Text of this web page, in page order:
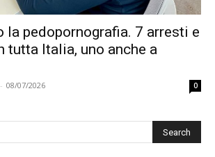
la pedopornografia. 7 arresti e
tutta Italia, uno anche a
- 08/07/2026 0